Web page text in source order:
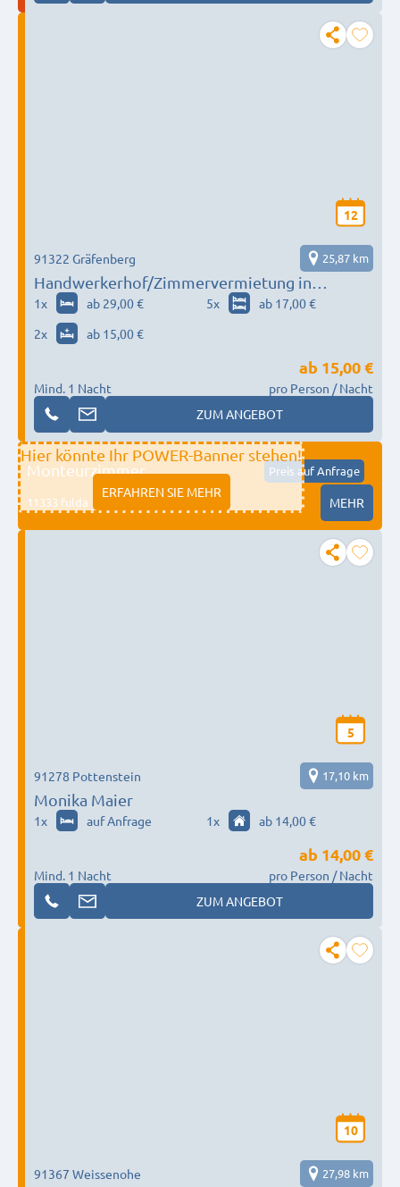
12
Handwerkerhof/Zimmervermietung in
Gräfenberg-Höfles
91322 Gräfenberg 25,87 km
1x ab 29,00 € 5x
ab 17,00 €
2x ab 15,00 €
Mind. 1 Nacht
ab 15,00 €
pro Person / Nacht
ZUM ANGEBOT
Hier könnte Ihr POWER-Banner stehen!
ERFAHREN SIE MEHR
Monteurzimmer Preis auf Anfrage
11333 fulda MEHR
5
Monika Maier
91278 Pottenstein 17,10 km
1x auf Anfrage 1x ab 14,00 €
Mind. 1 Nacht
ab 14,00 €
pro Person / Nacht
ZUM ANGEBOT
10
91367 Weissenohe 27,98 km